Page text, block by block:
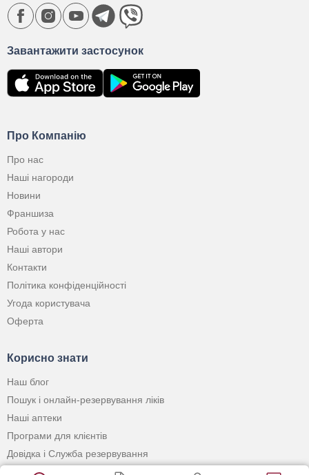
Про Компанію
Про нас
Наші нагороди
Новини
Франшиза
Робота у нас
Наші автори
Контакти
Політика конфіденційності
Угода користувача
Оферта
Корисно знати
Наш блог
Пошук і онлайн-резервування ліків
Наші аптеки
Програми для клієнтів
Довідка і Служба резервування
Застосунок
Завантажити застосунок